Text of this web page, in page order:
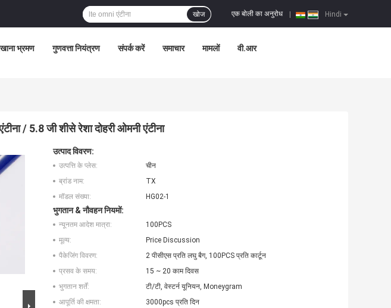
Hindi
एक बोली का अनुरोध
खोज
भ्रमण गुणवत्ता नियंत्रण संपर्क करें समाचार मामलों वी.आर
/ 5.8 जी शीसे रेशा दोहरी ओमनी एंटीना
उत्पाद विवरण:
उत्पत्ति के प्लेस:
चीन
ब्रांड नाम:
TX
मॉडल संख्या:
HG02-1
भुगतान & नौवहन नियमों:
न्यूनतम आदेश मात्रा:
100PCS
मूल्य:
Price Discussion
पैकेजिंग विवरण:
2 पीसीएस प्रति लघु बैग, 100PCS प्रति कार्टून
प्रसव के समय:
15 ~ 20 काम दिवस
भुगतान शर्तें:
टी/टी, वेस्टर्न यूनियन, Moneygram
आपूर्ति की क्षमता:
3000pcs प्रति दिन